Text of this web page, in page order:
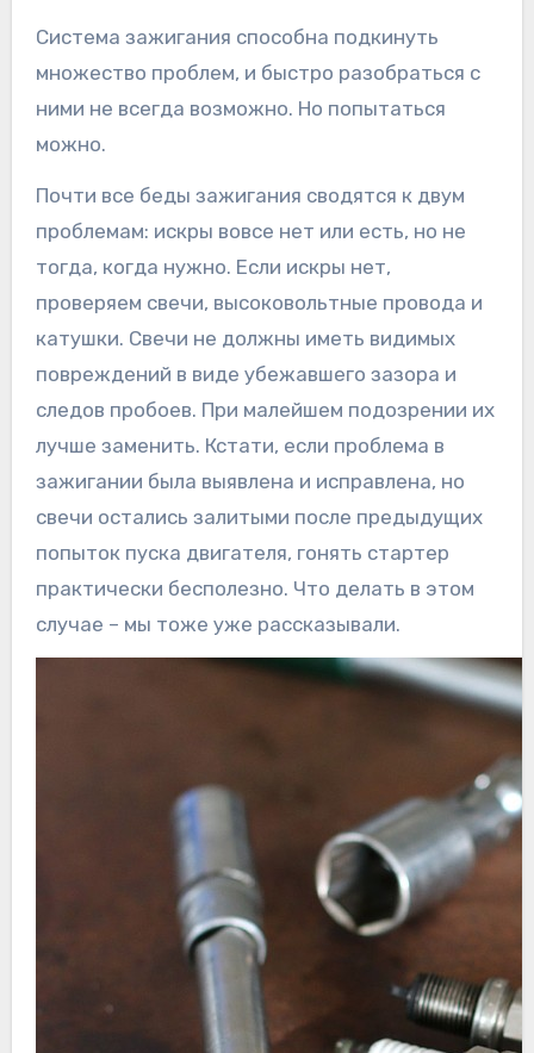
Система зажигания способна подкинуть
множество проблем, и быстро разобраться с
ними не всегда возможно. Но попытаться
можно.
Почти все беды зажигания сводятся к двум
проблемам: искры вовсе нет или есть, но не
тогда, когда нужно. Если искры нет,
проверяем свечи, высоковольтные провода и
катушки. Свечи не должны иметь видимых
повреждений в виде убежавшего зазора и
следов пробоев. При малейшем подозрении их
лучше заменить. Кстати, если проблема в
зажигании была выявлена и исправлена, но
свечи остались залитыми после предыдущих
попыток пуска двигателя, гонять стартер
практически бесполезно. Что делать в этом
случае – мы тоже уже рассказывали.